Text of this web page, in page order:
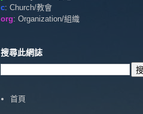
c: Church/教會
org: Organization/組織
搜尋此網誌
首頁